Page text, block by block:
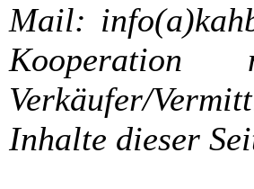
Mail:
Verkäufer/
Inhalte dieser